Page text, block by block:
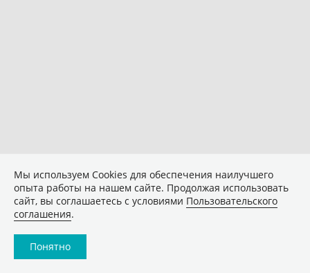
Мы используем Сookies для обеспечения наилучшего
опыта работы на нашем сайте. Продолжая использовать
сайт, вы соглашаетесь с условиями Пользовательского
соглашения.
Понятно